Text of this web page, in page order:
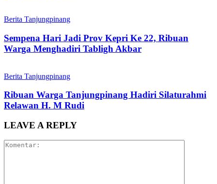
Berita Tanjungpinang
Sempena Hari Jadi Prov Kepri Ke 22, Ribuan
Warga Menghadiri Tabligh Akbar
Berita Tanjungpinang
Ribuan Warga Tanjungpinang Hadiri Silaturahmi
Relawan H. M Rudi
LEAVE A REPLY